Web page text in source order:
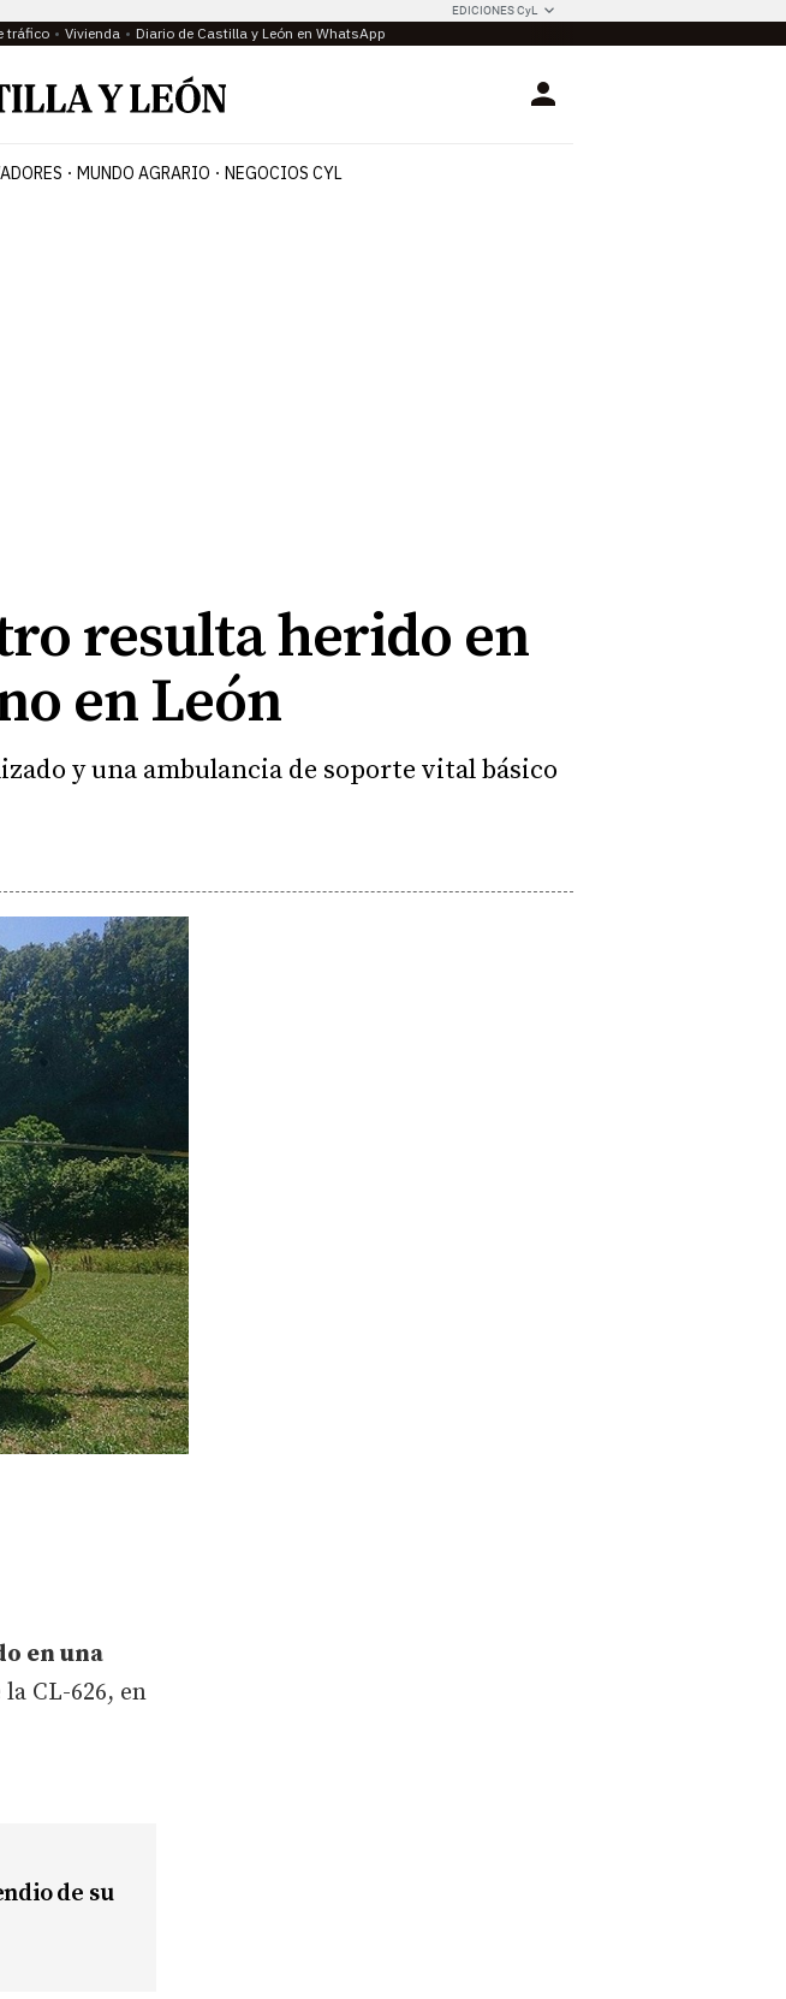
EDICIONES CyL
tráfico Vivienda Diario de Castilla y León en WhatsApp
Login
MUNDO AGRARIO NEGOCIOS CYL
resulta herido en
en León
y una ambulancia de soporte vital básico
en una
CL-626, en
de su